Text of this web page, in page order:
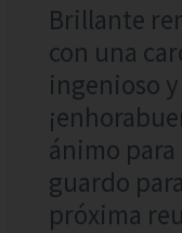
Brillante
con una
ingenioso
ánimo
guardo
próxima